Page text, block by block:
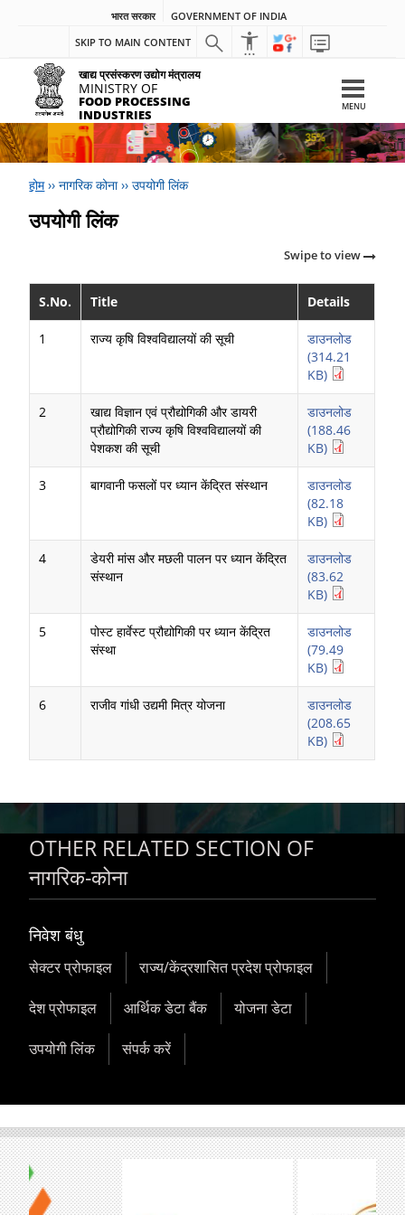
भारत सरकार
GOVERNMENT OF INDIA
SKIP TO MAIN CONTENT
खाद्य प्रसंस्करण उद्योग मंत्रालय
MINISTRY OF
FOOD PROCESSING
INDUSTRIES
MENU
होम››नागरिक कोना››उपयोगी लिंक
उपयोगी लिंक
Swipe to view
S.No. Title Details
1 राज्य कृषि विश्वविद्यालयों की सूची
डाउनलोड
(314.21
KB)
2
खाद्य विज्ञान एवं प्रौद्योगिकी और डायरी
प्रौद्योगिकी राज्य कृषि विश्वविद्यालयों की
पेशकश की सूची
डाउनलोड
(188.46
KB)
3 बागवानी फसलों पर ध्यान केंद्रित संस्थान
डाउनलोड
(82.18
KB)
4
डेयरी मांस और मछली पालन पर ध्यान केंद्रित
संस्थान
डाउनलोड
(83.62
KB)
5
पोस्ट हार्वेस्ट प्रौद्योगिकी पर ध्यान केंद्रित
संस्था
डाउनलोड
(79.49
KB)
6 राजीव गांधी उद्यमी मित्र योजना
डाउनलोड
(208.65
KB)
OTHER RELATED SECTION OF
नागरिक-कोना
निवेश बंधु
सेक्टर प्रोफाइल राज्य/केंद्रशासित प्रदेश प्रोफाइल
देश प्रोफाइल आर्थिक डेटा बैंक योजना डेटा
उपयोगी लिंक संपर्क करें